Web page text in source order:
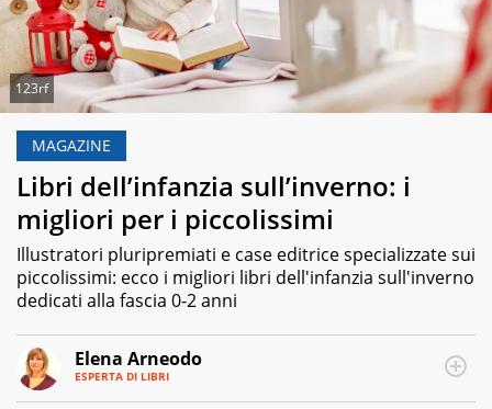
123rf
MAGAZINE
Libri dell’infanzia sull’inverno: i
migliori per i piccolissimi
Illustratori pluripremiati e case editrice specializzate sui
piccolissimi: ecco i migliori libri dell'infanzia sull'inverno
dedicati alla fascia 0-2 anni
Elena Arneodo
ESPERTA DI LIBRI
MAIL